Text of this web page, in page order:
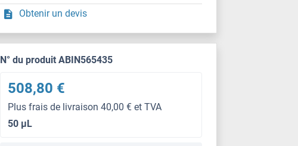
Obtenir un devis
N° du produit ABIN565435
508,80 €
Plus frais de livraison 40,00 € et TVA
50 μL